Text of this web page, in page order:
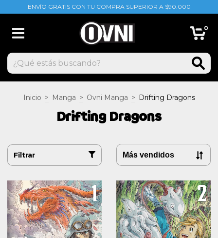
ENVÍO GRATIS CON TU COMPRA SUPERIOR A $90.000
0
Inicio > Manga > Ovni Manga > Drifting Dragons
Drifting Dragons
Filtrar